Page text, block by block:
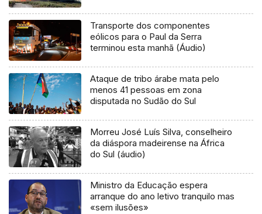
Transporte dos componentes
eólicos para o Paul da Serra
terminou esta manhã (Áudio)
Ataque de tribo árabe mata pelo
menos 41 pessoas em zona
disputada no Sudão do Sul
Morreu José Luís Silva, conselheiro
da diáspora madeirense na África
do Sul (áudio)
Ministro da Educação espera
arranque do ano letivo tranquilo mas
«sem ilusões»